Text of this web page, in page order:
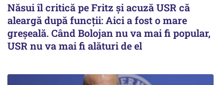
Năsui îl critică pe Fritz și acuză USR că
aleargă după funcții: Aici a fost o mare
greșeală. Când Bolojan nu va mai fi popular,
USR nu va mai fi alături de el